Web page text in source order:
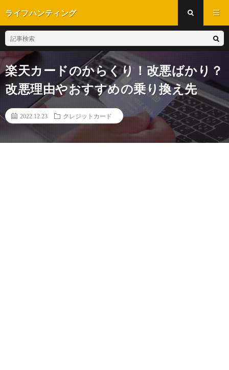
ライフハンティング
楽天カードのからくり！改悪ばかり？
改悪理由やおすすめの乗り換え先
2022.12.23 クレジットカード